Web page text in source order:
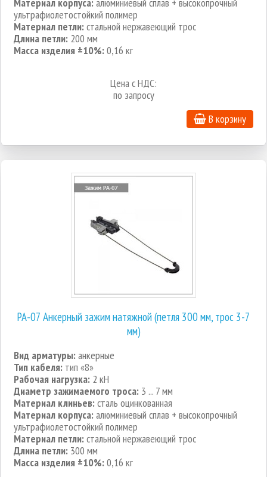
ультрафиолетостойкий полимер
Материал петли:стальной нержавеющий трос
Длина петли: 200 мм
Масса изделия ±10%:0,16 кг
Цена с НДС:
по запросу
В корзину
РА-07 Анкерный зажим натяжной (петля 300 мм, трос 3-7
мм)
Вид арматуры:анкерные
Тип кабеля: тип «8»
Рабочая нагрузка: 2 кН
Диаметр зажимаемого троса: 3 ... 7 мм
Материал клиньев:сталь оцинкованная
Материал корпуса:алюминиевый сплав + высокопрочный
ультрафиолетостойкий полимер
Материал петли:стальной нержавеющий трос
Длина петли: 300 мм
Масса изделия ±10%:0,16 кг